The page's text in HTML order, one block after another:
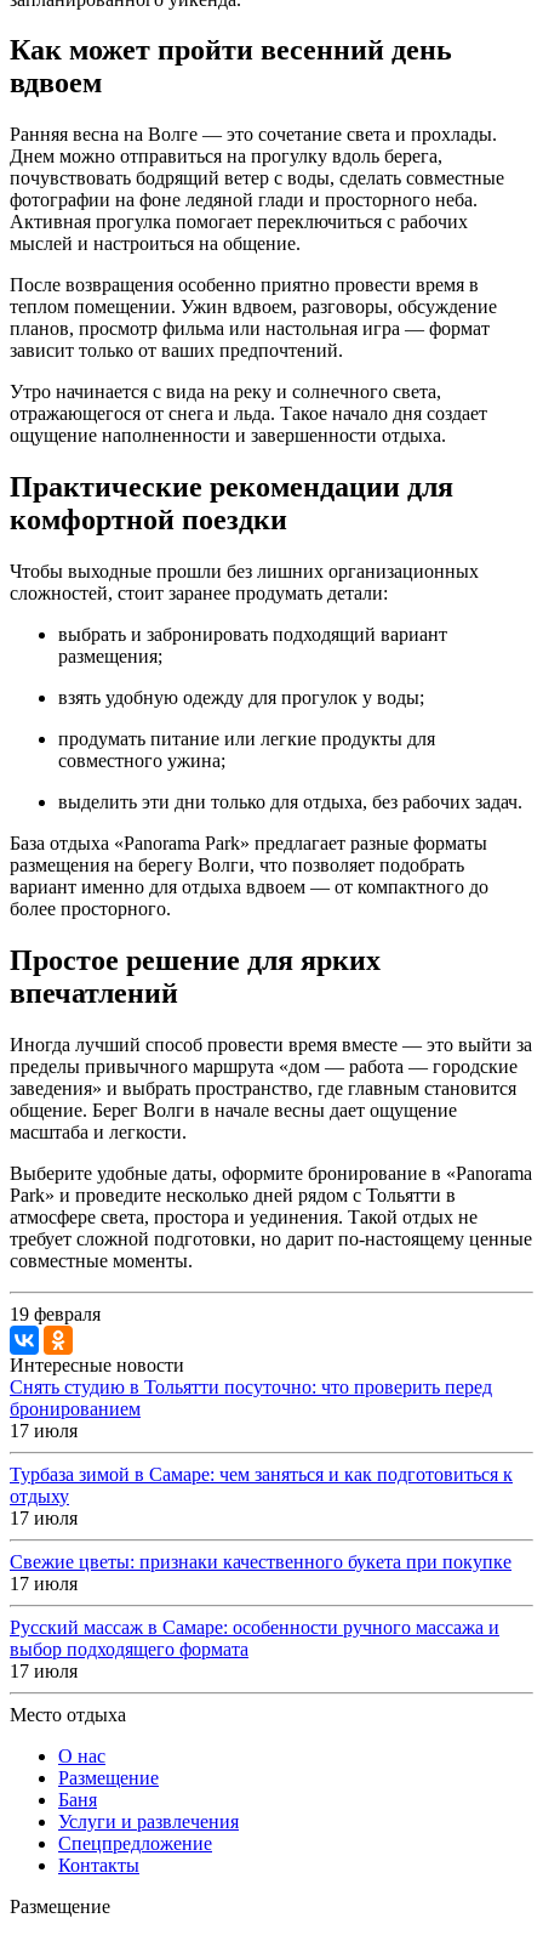
Как может пройти весенний день
вдвоем
Ранняя весна на Волге — это сочетание света и прохлады.
Днем можно отправиться на прогулку вдоль берега,
почувствовать бодрящий ветер с воды, сделать совместные
фотографии на фоне ледяной глади и просторного неба.
Активная прогулка помогает переключиться с рабочих
мыслей и настроиться на общение.
После возвращения особенно приятно провести время в
теплом помещении. Ужин вдвоем, разговоры, обсуждение
планов, просмотр фильма или настольная игра — формат
зависит только от ваших предпочтений.
Утро начинается с вида на реку и солнечного света,
отражающегося от снега и льда. Такое начало дня создает
ощущение наполненности и завершенности отдыха.
Практические рекомендации для
комфортной поездки
Чтобы выходные прошли без лишних организационных
сложностей, стоит заранее продумать детали:
выбрать и забронировать подходящий вариант
размещения;
взять удобную одежду для прогулок у воды;
продумать питание или легкие продукты для
совместного ужина;
выделить эти дни только для отдыха, без рабочих задач.
База отдыха «Panorama Park» предлагает разные форматы
размещения на берегу Волги, что позволяет подобрать
вариант именно для отдыха вдвоем — от компактного до
более просторного.
Простое решение для ярких
впечатлений
Иногда лучший способ провести время вместе — это выйти за
пределы привычного маршрута «дом — работа — городские
заведения» и выбрать пространство, где главным становится
общение. Берег Волги в начале весны дает ощущение
масштаба и легкости.
Выберите удобные даты, оформите бронирование в «Panorama
Park» и проведите несколько дней рядом с Тольятти в
атмосфере света, простора и уединения. Такой отдых не
требует сложной подготовки, но дарит по-настоящему ценные
совместные моменты.
19 февраля
Интересные новости
Снять студию в Тольятти посуточно: что проверить перед
бронированием
17 июля
Турбаза зимой в Самаре: чем заняться и как подготовиться к
отдыху
17 июля
Свежие цветы: признаки качественного букета при покупке
17 июля
Русский массаж в Самаре: особенности ручного массажа и
выбор подходящего формата
17 июля
Место отдыха
О нас
Размещение
Баня
Услуги и развлечения
Спецпредложение
Контакты
Размещение